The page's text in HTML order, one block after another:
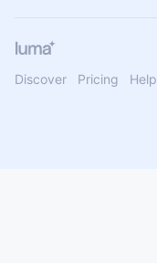
Discover Pricing Help